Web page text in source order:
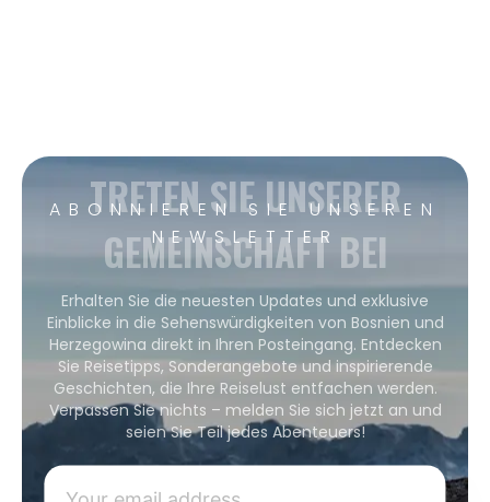
ABONNIEREN SIE UNSEREN
NEWSLETTER
TRETEN SIE UNSERER
GEMEINSCHAFT BEI
Erhalten Sie die neuesten Updates und exklusive
Einblicke in die Sehenswürdigkeiten von Bosnien und
Herzegowina direkt in Ihren Posteingang. Entdecken
Sie Reisetipps, Sonderangebote und inspirierende
Geschichten, die Ihre Reiselust entfachen werden.
Verpassen Sie nichts – melden Sie sich jetzt an und
seien Sie Teil jedes Abenteuers!